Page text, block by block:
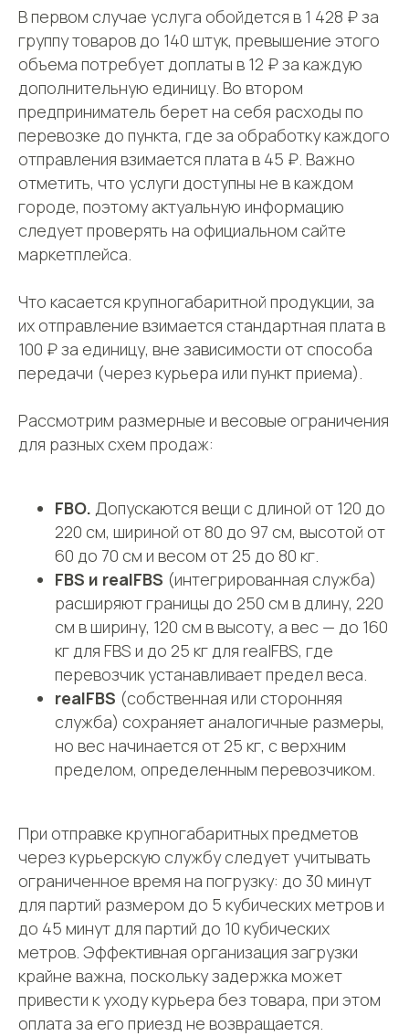
В первом случае услуга обойдется в 1 428 ₽ за
группу товаров до 140 штук, превышение этого
объема потребует доплаты в 12 ₽ за каждую
дополнительную единицу. Во втором
предприниматель берет на себя расходы по
перевозке до пункта, где за обработку каждого
отправления взимается плата в 45 ₽. Важно
отметить, что услуги доступны не в каждом
городе, поэтому актуальную информацию
следует проверять на официальном сайте
маркетплейса.
Что касается крупногабаритной продукции, за
их отправление взимается стандартная плата в
100 ₽ за единицу, вне зависимости от способа
передачи (через курьера или пункт приема).
Рассмотрим размерные и весовые ограничения
для разных схем продаж:
FBO. Допускаются вещи с длиной от 120 до
220 см, шириной от 80 до 97 см, высотой от
60 до 70 см и весом от 25 до 80 кг.
FBS и realFBS (интегрированная служба)
расширяют границы до 250 см в длину, 220
см в ширину, 120 см в высоту, а вес — до 160
кг для FBS и до 25 кг для realFBS, где
перевозчик устанавливает предел веса.
realFBS (собственная или сторонняя
служба) сохраняет аналогичные размеры,
но вес начинается от 25 кг, с верхним
пределом, определенным перевозчиком.
При отправке крупногабаритных предметов
через курьерскую службу следует учитывать
ограниченное время на погрузку: до 30 минут
для партий размером до 5 кубических метров и
до 45 минут для партий до 10 кубических
метров. Эффективная организация загрузки
крайне важна, поскольку задержка может
привести к уходу курьера без товара, при этом
оплата за его приезд не возвращается.